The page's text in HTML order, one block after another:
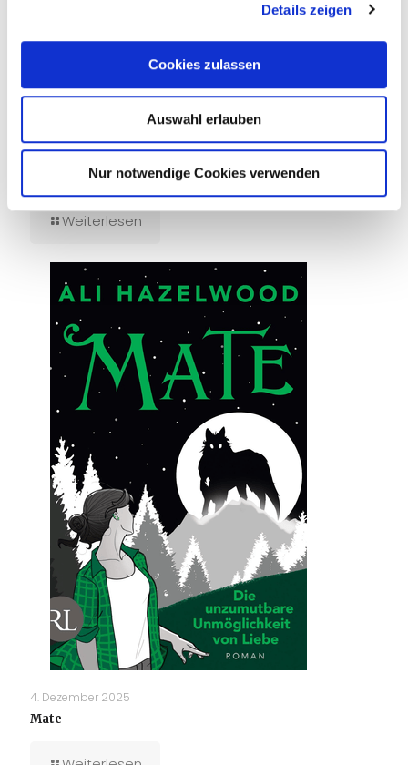
Details zeigen
Cookies zulassen
Auswahl erlauben
Nur notwendige Cookies verwenden
19. März 2026
Assistant to the Villain
Weiterlesen
4. Dezember 2025
Mate